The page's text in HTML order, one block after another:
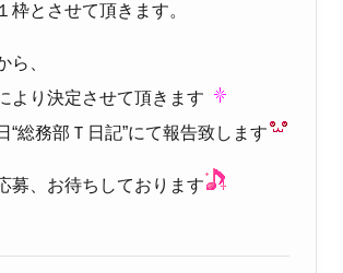
枠とさせて頂きます。
ら、
より決定させて頂きます
“総務部Ｔ日記”にて報告致します
募、お待ちしております